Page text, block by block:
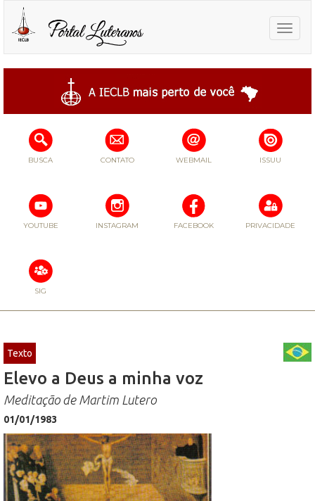
Toggle
BUSCA CONTATO WEBMAIL ISSUU
YOUTUBE INSTAGRAM FACEBOOK PRIVACIDADE
SIG
Texto
Elevo a Deus a minha voz
Meditação de Martim Lutero
01/01/1983